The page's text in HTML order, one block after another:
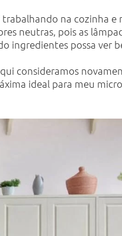
na cozinha e
neutras, pois as
ingredientes possa ver
consideramos
ideal para meu